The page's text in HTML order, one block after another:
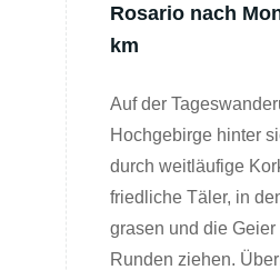
Rosario nach
km
Auf der
Hochgebirge hinter
durch weitläufige
friedliche Täler, in
grasen und die
Runden ziehen.